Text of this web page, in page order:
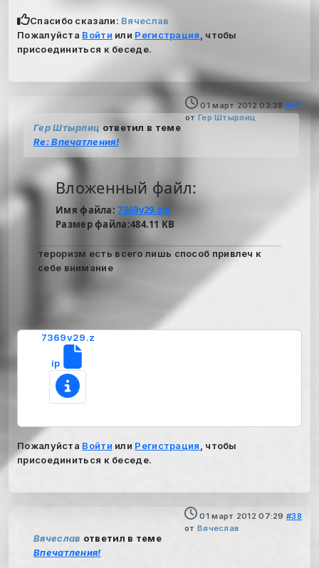
Спасибо сказали: Вячеслав
Пожалуйста Войти или Регистрация, чтобы
присоединиться к беседе.
01 март 2012 03:38 #37
от Гер Штырлиц
Гер Штырлиц ответил в теме
Re: Впечатления!
Вложенный файл:
Имя файла:7369v29.zip
Размер файла:484.11 KB
тероризм есть всего лишь способ привлеч к
себе внимание
7369v29.z
ip
Пожалуйста Войти или Регистрация, чтобы
присоединиться к беседе.
01 март 2012 07:29 #38
от Вячеслав
Вячеслав ответил в теме
Впечатления!